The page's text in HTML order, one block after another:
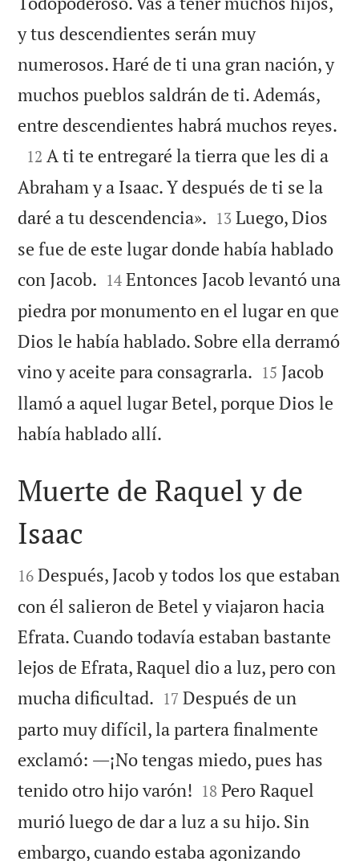
y tus descendientes serán muy
numerosos. Haré de ti una gran nación, y
muchos pueblos saldrán de ti. Además,
entre descendientes habrá muchos reyes.

12 A ti te entregaré la tierra que les di a
Abraham y a Isaac. Y después de ti se la
daré a tu descendencia». 

13 Luego, Dios
se fue de este lugar donde había hablado
con Jacob. 

14 Entonces Jacob levantó una
piedra por monumento en el lugar en que
Dios le había hablado. Sobre ella derramó
vino y aceite para consagrarla. 

15 Jacob
llamó a aquel lugar Betel, porque Dios le
había hablado allí.

Muerte de Raquel y de
Isaac

16 Después, Jacob y todos los que estaban
con él salieron de Betel y viajaron hacia
Efrata. Cuando todavía estaban bastante
lejos de Efrata, Raquel dio a luz, pero con
mucha dificultad. 

17 Después de un
parto muy difícil, la partera finalmente
exclamó: ―¡No tengas miedo, pues has
tenido otro hijo varón! 

18 Pero Raquel
murió luego de dar a luz a su hijo. Sin
embargo, cuando estaba agonizando